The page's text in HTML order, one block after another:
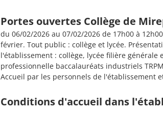
Portes ouvertes Collège de
du 06/02/2026 au 07/02/2026 de 17h00 à
février. Tout public : collège et lycée.
l'établissement : collège, lycée filière générale
professionnelle baccalauréats industriels
Accueil par les personnels de l'établissement
Conditions d'accueil dans